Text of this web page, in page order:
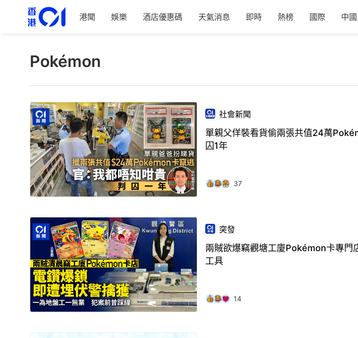
港聞 娛樂 酒店優惠碼 天氣消息 即時 熱榜 國際 中國
Pokémon
社會新聞
單親父佯裝看貨偷兩張共值24萬
囚1年
37
突發
兩賊欲爆竊觀塘工廈Pokémon卡專
工具
14